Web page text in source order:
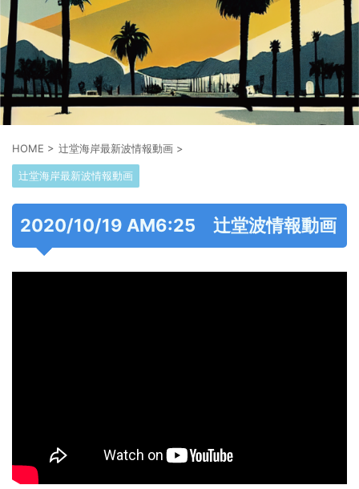
HOME > 辻堂海岸最新波情報動画 >
辻堂海岸最新波情報動画
2020/10/19 AM6:25 辻堂波情報動画